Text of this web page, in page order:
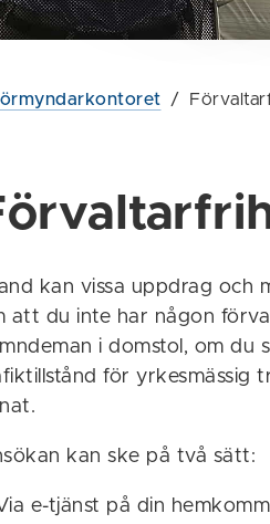
/
kan vissa uppdrag
att du inte har någon
i domstol, om du
för yrkesmässig
kan ske på två sätt:
e-tjänst på din